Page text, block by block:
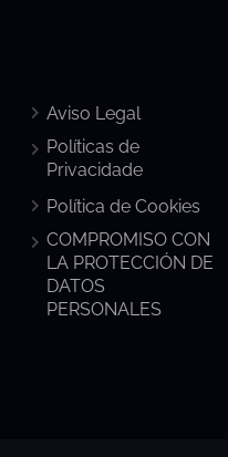
Aviso Legal
Políticas de
Privacidade
Política de Cookies
COMPROMISO CON
LA PROTECCIÓN DE
DATOS
PERSONALES